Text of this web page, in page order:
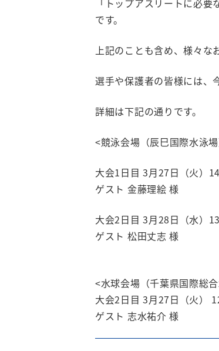
「トップアスリートに必要
です。
上記のことも含め、様々な
選手や保護者の皆様には、
詳細は下記の通りです。
<競泳会場（辰巳国際水泳
大会1日目 3月27日（火）
ゲスト 金藤理絵 様
大会2日目 3月28日（水）
ゲスト 松田丈志 様
<水球会場（千葉県国際総
大会2日目 3月27日（火）
ゲスト 志水祐介 様